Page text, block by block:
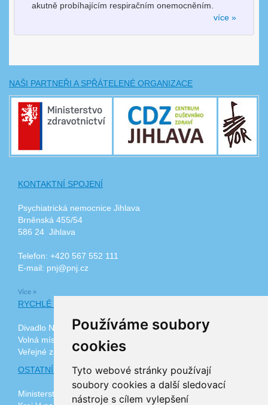
Používáme soubory
cookies
Tyto webové stránky používají
soubory cookies a další sledovací
nástroje s cílem vylepšení
akutně probíhajícím respiračním onemocněním.
více »
NAŠI PARTNEŘI A SPŘÁTELENÉ ORGANIZACE
KONTAKTNÍ SPOJENÍ
Psychiatrická nemocnice Jihlava
Brněnská 455/54
586 24 Jihlava
Telefon: +420 567 552 111
E-mail: pnj@pnj.cz
Více »
RYCHLÉ ODKAZY
Divadlo Na Kopečku
Volná místa
Veřejné zakázky
OSTATNÍ ODKAZY
Ministerstvo zdravotnictví ČR